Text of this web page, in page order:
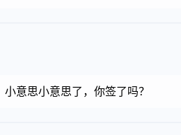
意思小意思了，你签了吗？